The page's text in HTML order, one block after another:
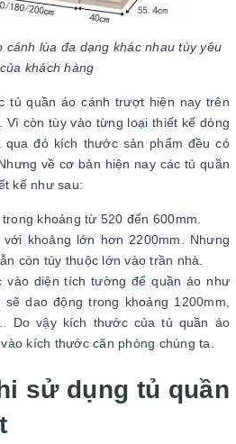
lùa đa dạng khác nhau tùy yêu
khách hàng
tủ quần áo cánh trượt hiện nay trên
còn tùy vào từng loại thiết kế dòng
đó kích thước sản phẩm đều có
về cơ bản hiện nay các tủ quần
kế như sau:
khoảng từ 520 đến 600mm.
khoảng lớn hơn 2200mm. Nhưng
còn tùy thuộc lớn vào trần nhà.
vào diện tích tường để quần áo như
dao động trong khoảng 1200mm,
Do vậy kích thước của tủ quần áo
kích thước căn phòng chúng ta.
sử dụng tủ quần